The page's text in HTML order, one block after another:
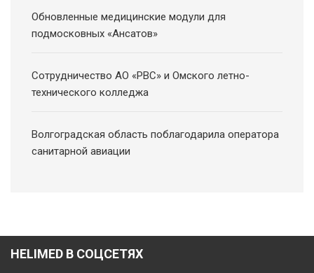
Обновленные медицинские модули для
подмосковных «Ансатов»
Сотрудничество АО «РВС» и Омского летно-
технического колледжа
Волгоградская область поблагодарила оператора
санитарной авиации
HELIMED В СОЦСЕТЯХ